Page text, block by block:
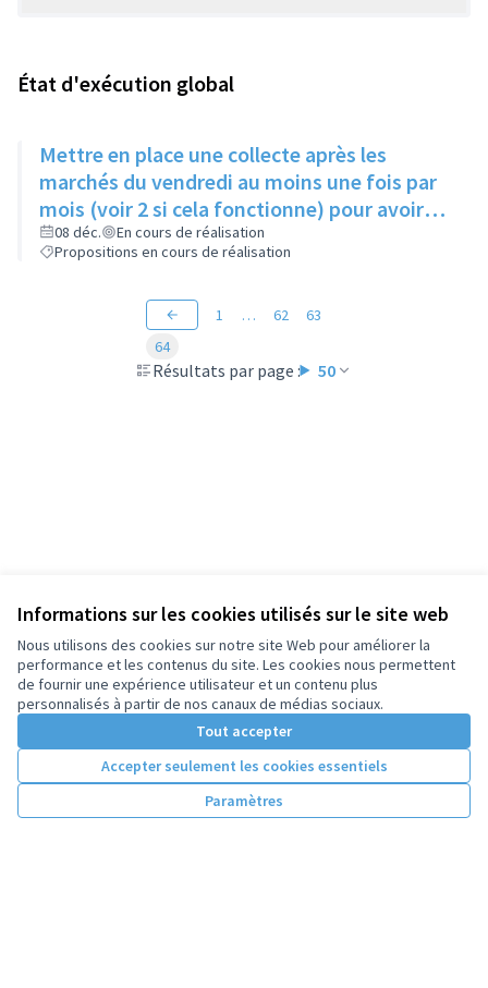
Informations sur les cookies utilisés sur le site web
Nous utilisons des cookies sur notre site Web pour améliorer la
performance et les contenus du site. Les cookies nous permettent
de fournir une expérience utilisateur et un contenu plus
personnalisés à partir de nos canaux de médias sociaux.
Tout accepter
Accepter seulement les cookies essentiels
Paramètres
État d'exécution global
Mettre en place une collecte après les
marchés du vendredi au moins une fois par
mois (voir 2 si cela fonctionne) pour avoir
des produits frais pour l'Epice'Rill
08 déc.
En cours de réalisation
Propositions en cours de réalisation
Résultats par page : 50
1 … 62
63
64